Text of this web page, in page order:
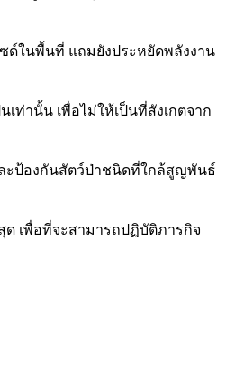
ด์ในพื้นที่ แถมยังประหยัดพลังงาน
ท่านั้น เพื่อไม่ให้เป็นที่สังเกตจาก
ะป้องกันสัตว์ป่าชนิดที่ใกล้สูญพันธ์
เพื่อที่จะสามารถปฏิบัติภารกิจ